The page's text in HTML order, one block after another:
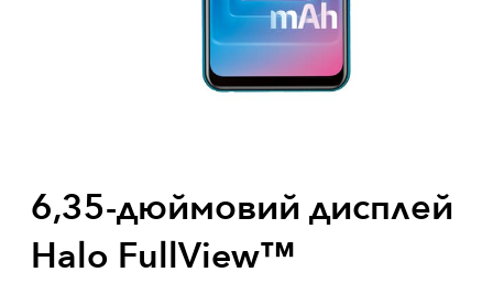
6,35-дюймовий дисплей
Halo FullView™